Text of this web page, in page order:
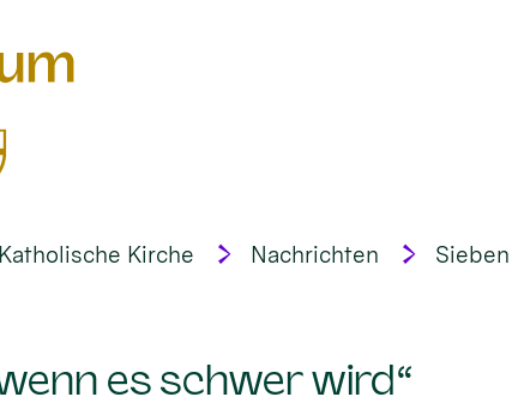
Kirche Nachrichten
es schwer wird“